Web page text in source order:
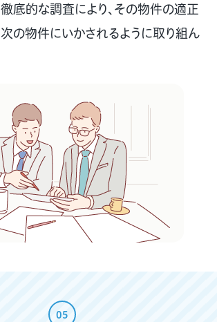
底的な調査により、その物件の適正
の物件にいかされるように取り組ん
05